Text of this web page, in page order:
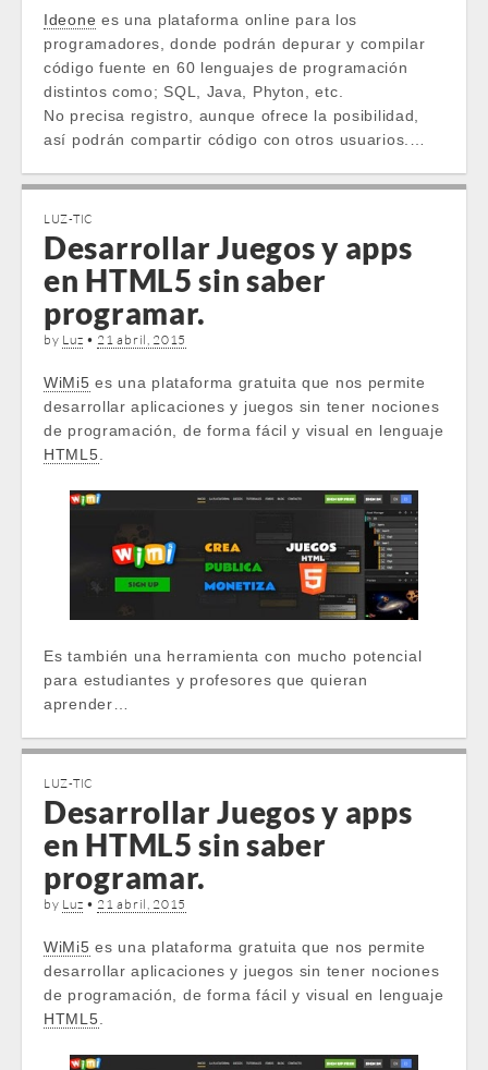
Ideone es una plataforma online para los
programadores, donde podrán depurar y compilar
código fuente en 60 lenguajes de programación
distintos como; SQL, Java, Phyton, etc.
No precisa registro, aunque ofrece la posibilidad,
así podrán compartir código con otros usuarios.…
LUZ-TIC
Desarrollar Juegos y apps
en HTML5 sin saber
programar.
by Luz • 21 abril, 2015
WiMi5 es una plataforma gratuita que nos permite
desarrollar aplicaciones y juegos sin tener nociones
de programación, de forma fácil y visual en lenguaje
HTML5.
Es también una herramienta con mucho potencial
para estudiantes y profesores que quieran
aprender…
LUZ-TIC
Desarrollar Juegos y apps
en HTML5 sin saber
programar.
by Luz • 21 abril, 2015
WiMi5 es una plataforma gratuita que nos permite
desarrollar aplicaciones y juegos sin tener nociones
de programación, de forma fácil y visual en lenguaje
HTML5